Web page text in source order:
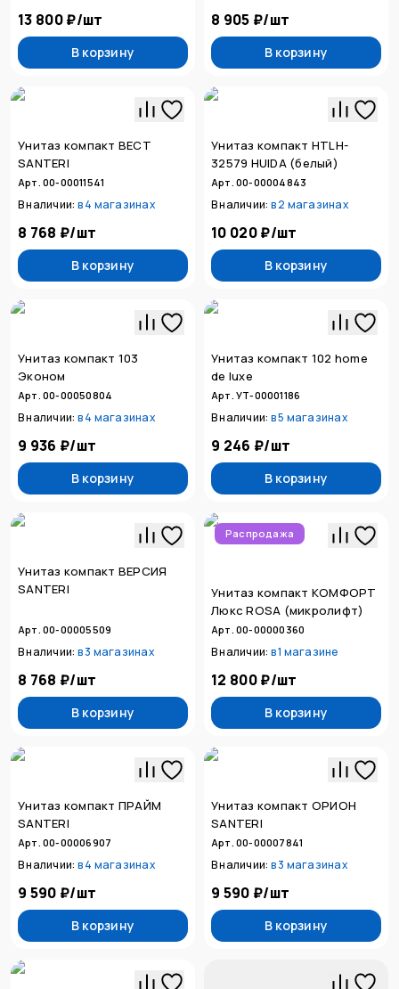
13 800 ₽/шт
В корзину
8 905 ₽/шт
В корзину
Унитаз компакт ВЕСТ
SANTERI
Арт. 00-00011541
В наличии: в4 магазинах
8 768 ₽/шт
В корзину
Унитаз компакт HTLH-
32579 HUIDA (белый)
Арт. 00-00004843
В наличии: в2 магазинах
10 020 ₽/шт
В корзину
Унитаз компакт 103
Эконом
Арт. 00-00050804
В наличии: в4 магазинах
9 936 ₽/шт
В корзину
Унитаз компакт 102 home
de luxe
Арт. УТ-00001186
В наличии: в5 магазинах
9 246 ₽/шт
В корзину
Унитаз компакт ВЕРСИЯ
SANTERI
Арт. 00-00005509
В наличии: в3 магазинах
8 768 ₽/шт
В корзину
Унитаз компакт КОМФОРТ
Люкс ROSA (микролифт)
Арт. 00-00000360
В наличии: в1 магазине
12 800 ₽/шт
В корзину
Распродажа
Унитаз компакт ПРАЙМ
SANTERI
Арт. 00-00006907
В наличии: в4 магазинах
9 590 ₽/шт
В корзину
Унитаз компакт ОРИОН
SANTERI
Арт. 00-00007841
В наличии: в3 магазинах
9 590 ₽/шт
В корзину